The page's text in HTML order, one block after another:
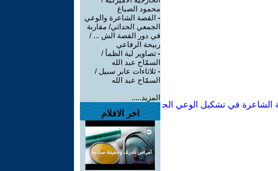
الشاعرة في تشكيل الوعي الج
محمود الصباغ
- القصة الشاعرة والوعي
الجمعي الحداثي/ مقاربة
في دور القصة الش ... /
ربيحة الرفاعي
- تصاوير لية الظمأ /
السمّاح عبد الله
- ثلاثاءات عابر سبيل /
السمّاح عبد الله
المزيد.....
اخر الافلام